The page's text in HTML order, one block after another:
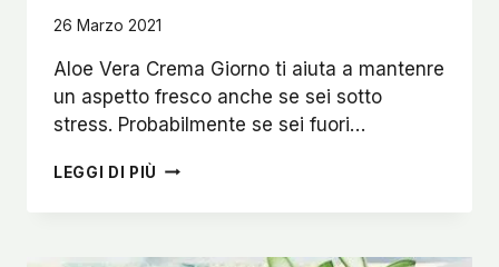
26 Marzo 2021
Aloe Vera Crema Giorno ti aiuta a mantenre
un aspetto fresco anche se sei sotto
stress. Probabilmente se sei fuori…
LEGGI DI PIÙ ALOE
LENISCE